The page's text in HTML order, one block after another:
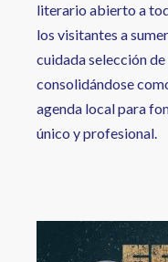
literario abierto a
los visitantes a
cuidada selección
consolidándose
agenda local para
único y profesional.